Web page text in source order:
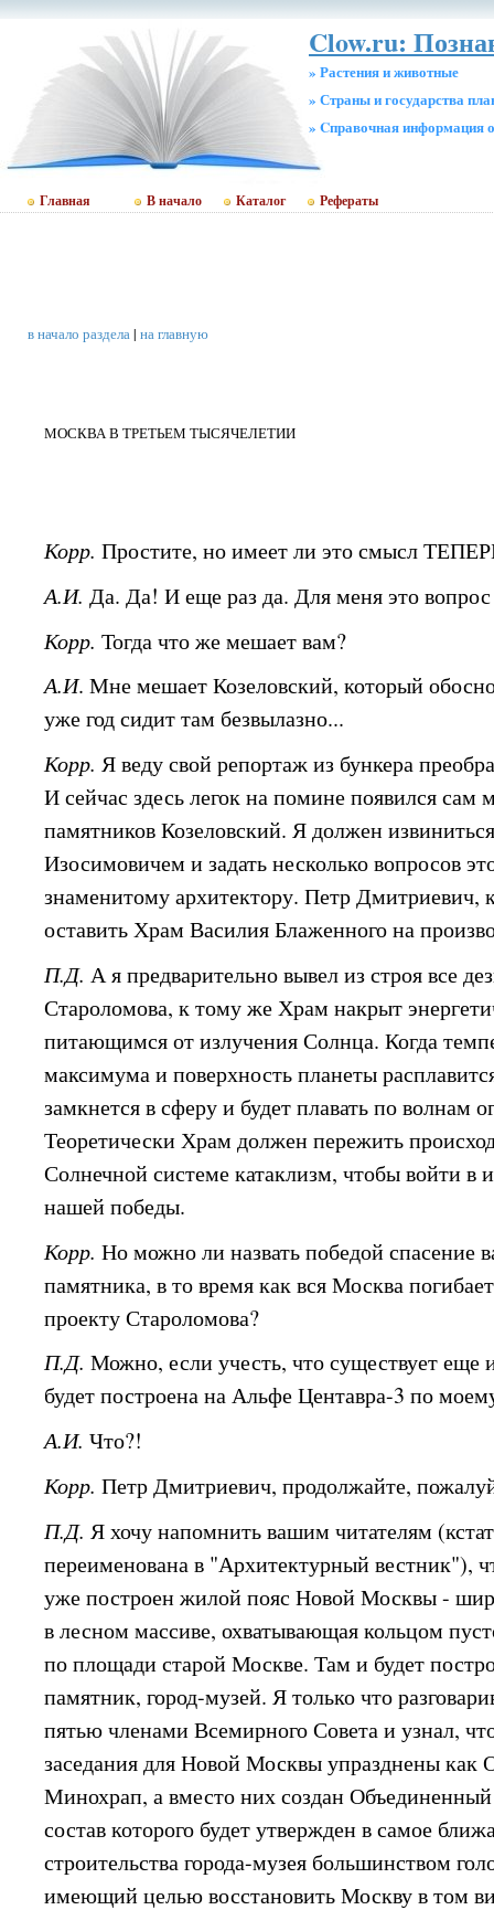
Clow.ru:
» Растения и животные
» Страны и государства
» Cправочная информация
Главная В начало Каталог Рефераты
в начало раздела| на главную
МОСКВА В ТРЕТЬЕМ ТЫСЯЧЕЛЕТИИ
Корр. Простите, но имеет ли это смысл
А.И. Да. Да! И еще раз да. Для меня это
Корр. Тогда что же мешает вам?
А.И. Мне мешает Козеловский, который
уже год сидит там безвылазно...
Корр. Я веду свой репортаж из бункера
И сейчас здесь легок на помине появился сам
памятников Козеловский. Я должен
Изосимовичем и задать несколько вопросов
знаменитому архитектору. Петр Дмитриевич,
оставить Храм Василия Блаженного на
П.Д. А я предварительно вывел из строя все
Староломова, к тому же Храм накрыт
питающимся от излучения Солнца. Когда
максимума и поверхность планеты
замкнется в сферу и будет плавать по волнам
Теоретически Храм должен пережить
Солнечной системе катаклизм, чтобы войти в
нашей победы.
Корр. Но можно ли назвать победой спасение
памятника, в то время как вся Москва
проекту Староломова?
П.Д. Можно, если учесть, что существует еще
будет построена на Альфе Центавра-3 по
А.И. Что?!
Корр. Петр Дмитриевич, продолжайте,
П.Д. Я хочу напомнить вашим читателям
переименована в "Архитектурный вестник"),
уже построен жилой пояс Новой Москвы -
в лесном массиве, охватывающая кольцом
по площади старой Москве. Там и будет
памятник, город-музей. Я только что
пятью членами Всемирного Совета и узнал,
заседания для Новой Москвы упразднены как
Минохрап, а вместо них создан Объединенный
состав которого будет утвержден в самое
строительства города-музея большинством
имеющий целью восстановить Москву в том